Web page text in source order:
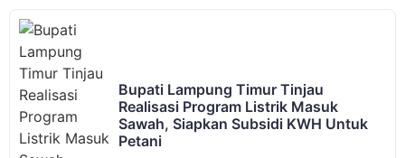
Bupati Lampung Timur Tinjau
Realisasi Program Listrik Masuk
Sawah, Siapkan Subsidi KWH Untuk
Petani